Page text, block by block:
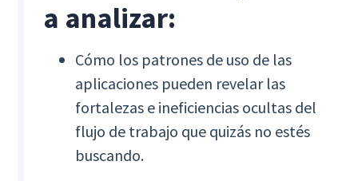
a analizar:
Cómo los patrones de uso de las
aplicaciones pueden revelar las
fortalezas e ineficiencias ocultas del
flujo de trabajo que quizás no estés
buscando.